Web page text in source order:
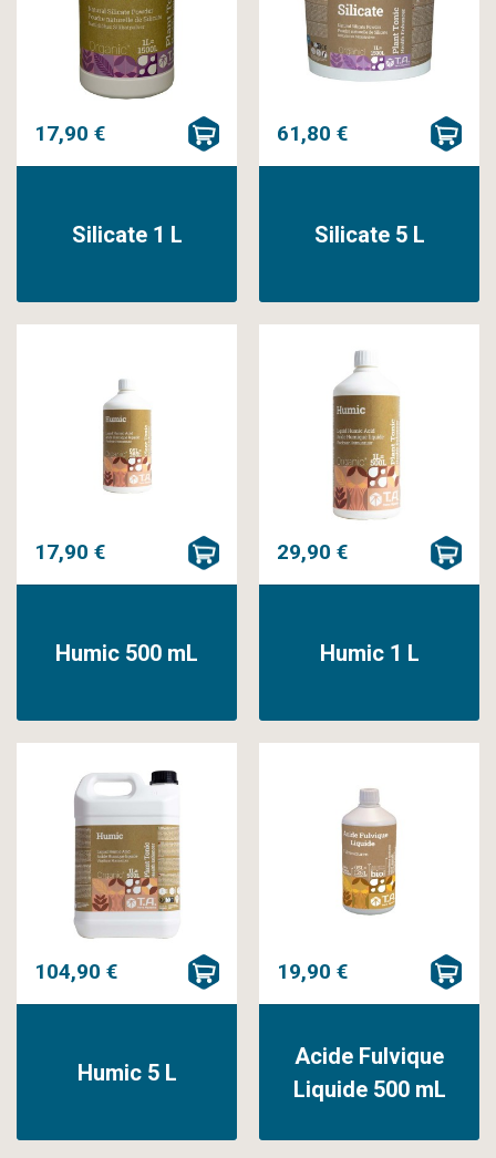
17,90 €
Silicate 1 L
61,80 €
Silicate 5 L
17,90 €
Humic 500 mL
29,90 €
Humic 1 L
104,90 €
Humic 5 L
19,90 €
Acide Fulvique
Liquide 500 mL